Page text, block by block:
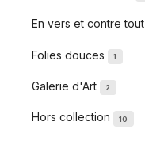
En vers et contre tout
Folies douces 1
Galerie d'Art 2
Hors collection 10